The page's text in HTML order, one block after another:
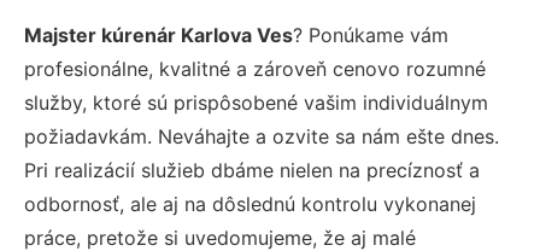
Majster kúrenár Karlova Ves? Ponúkame vám
profesionálne, kvalitné a zároveň cenovo rozumné
služby, ktoré sú prispôsobené vašim individuálnym
požiadavkám. Neváhajte a ozvite sa nám ešte dnes.
Pri realizácií služieb dbáme nielen na precíznosť a
odbornosť, ale aj na dôslednú kontrolu vykonanej
práce, pretože si uvedomujeme, že aj malé